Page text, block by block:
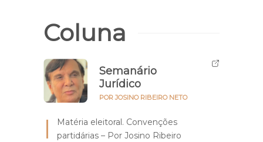
Coluna
Semanário
Jurídico
POR JOSINO RIBEIRO NETO
Matéria eleitoral. Convenções
partidárias – Por Josino Ribeiro